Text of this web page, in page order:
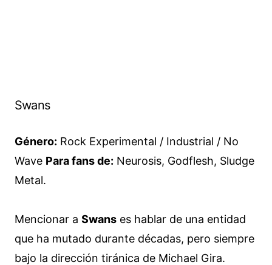
Swans
Género: Rock Experimental / Industrial / No
Wave Para fans de: Neurosis, Godflesh, Sludge
Metal.
Mencionar a Swans es hablar de una entidad
que ha mutado durante décadas, pero siempre
bajo la dirección tiránica de Michael Gira.